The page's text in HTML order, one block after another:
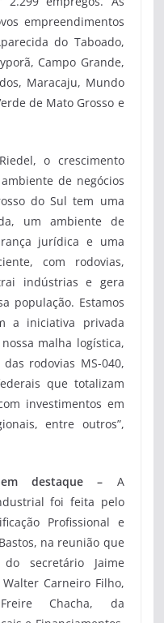
empreendimentos
do Taboado,
Campo Grande,
Maracaju, Mundo
de Mato Grosso e
o crescimento
de negócios
do Sul tem uma
um ambiente de
jurídica e uma
com rodovias,
indústrias e gera
população. Estamos
a iniciativa privada
malha logística,
rodovias MS-040,
que totalizam
investimentos em
entre outros”,
destaque – A
foi feita pelo
Profissional e
na reunião que
secretário Jaime
Carneiro Filho,
Chacha, da